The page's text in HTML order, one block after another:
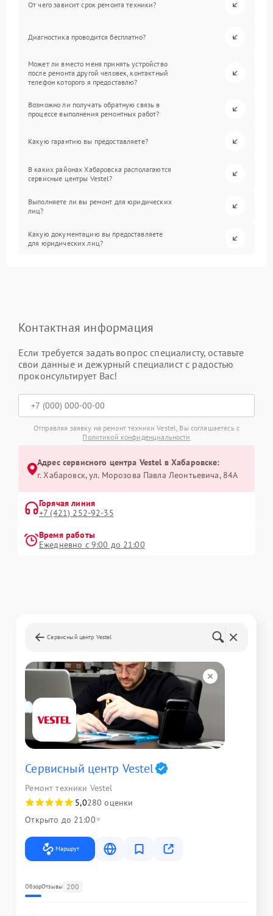
От чего зависит срок ремонта техники?
Диагностика проводится бесплатно?
Может ли вместо меня принять устройство
после ремонта другой человек, контактный
телефон которого я предоставлю?
Возможно ли получать обратную связь в
процессе выполнения ремонтных работ?
Какую гарантию вы предоставляете?
В каких районах Хабаровска располагаются
сервисные центры Vestel?
Выполняете ли вы ремонт для юридических
лиц?
Какую документацию вы предоставляете
для юридических лиц?
Контактная информация
Если требуется задать вопрос специалисту, оставьте
свои данные и дежурный специалист с радостью
проконсультирует Вас!
Отправляя заявку на ремонт техники Vestel, Вы соглашаетесь с
Политикой конфиденциальности
Адрес сервисного центра Vestel в Хабаровске:
г. Хабаровск, ул. Морозова Павла Леонтьевича, 84А
Горячая линия
+7 (421) 252-92-35
Время работы
Ежедневно с 9:00 до 21:00
Сервисный центр Vestel
Сервисный центр Vestel
Ремонт техники Vestel
5,0280 оценки
Открыто до 21:00
Маршрут
ОбзорОтзывы 200